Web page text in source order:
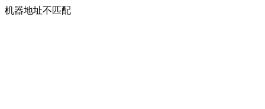
机器地址不匹配